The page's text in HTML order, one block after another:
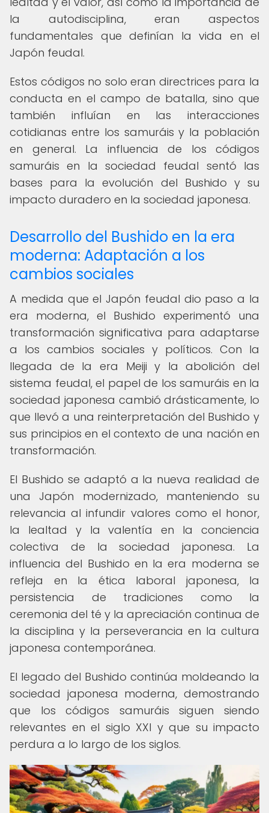
la autodisciplina, eran aspectos
fundamentales que definían la vida en el
Japón feudal.
Estos códigos no solo eran directrices para la
conducta en el campo de batalla, sino que
también influían en las interacciones
cotidianas entre los samuráis y la población
en general. La influencia de los códigos
samuráis en la sociedad feudal sentó las
bases para la evolución del Bushido y su
impacto duradero en la sociedad japonesa.
Desarrollo del Bushido en la era
moderna: Adaptación a los
cambios sociales
A medida que el Japón feudal dio paso a la
era moderna, el Bushido experimentó una
transformación significativa para adaptarse
a los cambios sociales y políticos. Con la
llegada de la era Meiji y la abolición del
sistema feudal, el papel de los samuráis en la
sociedad japonesa cambió drásticamente, lo
que llevó a una reinterpretación del Bushido y
sus principios en el contexto de una nación en
transformación.
El Bushido se adaptó a la nueva realidad de
una Japón modernizado, manteniendo su
relevancia al infundir valores como el honor,
la lealtad y la valentía en la conciencia
colectiva de la sociedad japonesa. La
influencia del Bushido en la era moderna se
refleja en la ética laboral japonesa, la
persistencia de tradiciones como la
ceremonia del té y la apreciación continua de
la disciplina y la perseverancia en la cultura
japonesa contemporánea.
El legado del Bushido continúa moldeando la
sociedad japonesa moderna, demostrando
que los códigos samuráis siguen siendo
relevantes en el siglo XXI y que su impacto
perdura a lo largo de los siglos.